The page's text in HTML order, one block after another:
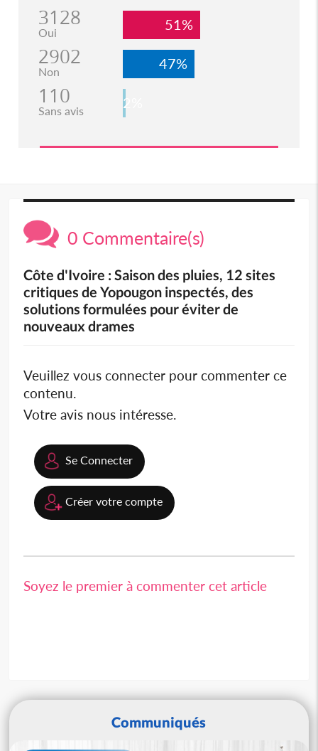
3128
Oui 51%
2902
Non 47%
110
Sans avis 2%
0 Commentaire(s)
Côte d'Ivoire : Saison des pluies, 12 sites
critiques de Yopougon inspectés, des
solutions formulées pour éviter de
nouveaux drames
Veuillez vous connecter pour commenter ce
contenu.
Votre avis nous intéresse.
Se Connecter
Créer votre compte
Soyez le premier à commenter cet article
Communiqués